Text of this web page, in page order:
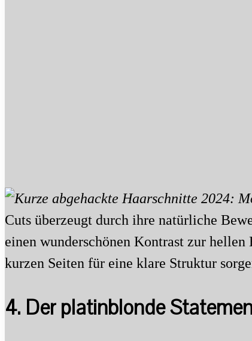
Cuts überzeugt durch ihre natürliche
einen wunderschönen Kontrast zur
kurzen Seiten für eine klare Struktur
4. Der platinblonde